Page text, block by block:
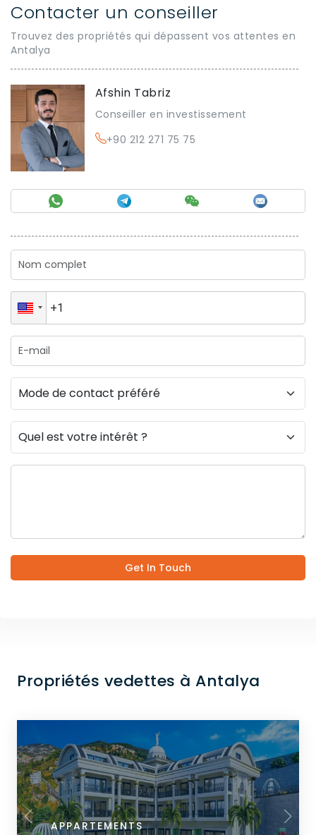
Contacter un conseiller
Trouvez des propriétés qui dépassent vos attentes en
Antalya
Afshin Tabriz
Conseiller en investissement
+90 212 271 75 75
Get In Touch
Propriétés vedettes à Antalya
APPARTEMENTS